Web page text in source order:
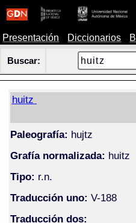
Presentación Diccionarios
Buscar:
huitz
Paleografía: hujtz
Grafía normalizada: huitz
Tipo: r.n.
Traducción uno: V-188
Traducción dos: